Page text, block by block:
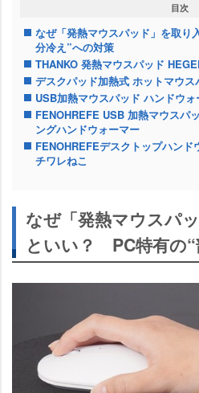
目次
なぜ「発熱マウスパッド」を取
分冷え”への対策
THANKO 発熱マウスパッド
デスクパッド加熱式 ホットマウス
USB加熱マウスパッド ハンドウ
FENOHREFE USB 加熱マウスパ
ングハンドウォーマー
FENOHREFEデスクトップハン
チワレねこ
なぜ「発熱マウスパ
といい？ PC特有の“